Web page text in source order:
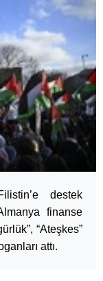
destek
finanse
“Ateşkes”
attı.